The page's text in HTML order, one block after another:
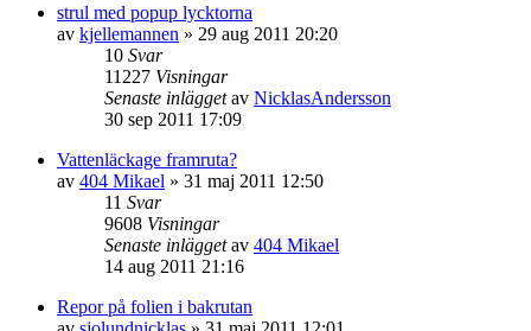
strul med popup lycktorna
av kjellemannen » 29 aug 2011 20:20
10 Svar
11227 Visningar
Senaste inläggetav NicklasAndersson
30 sep 2011 17:09
Vattenläckage framruta?
av 404 Mikael » 31 maj 2011 12:50
11 Svar
9608 Visningar
Senaste inläggetav 404 Mikael
14 aug 2011 21:16
Repor på folien i bakrutan